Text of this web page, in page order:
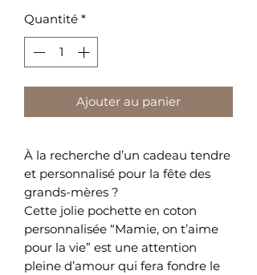
Quantité *
Ajouter au panier
À la recherche d’un cadeau tendre
et personnalisé pour la fête des
grands-mères ?
Cette jolie pochette en coton
personnalisée “Mamie, on t’aime
pour la vie” est une attention
pleine d’amour qui fera fondre le